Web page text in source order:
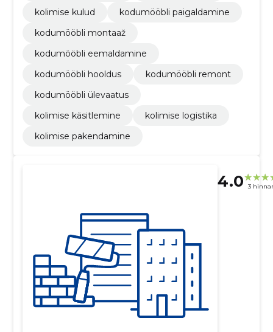
kolimise kulud
kodumööbli paigaldamine
kodumööbli montaaž
kodumööbli eemaldamine
kodumööbli hooldus
kodumööbli remont
kodumööbli ülevaatus
kolimise käsitlemine
kolimise logistika
kolimise pakendamine
4.0 3